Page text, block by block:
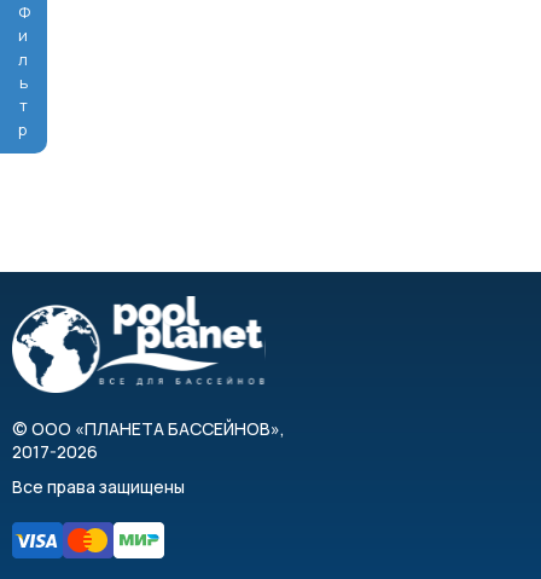
Фильтр
© ООО «ПЛАНЕТА БАССЕЙНОВ»,
2017-2026
Все права защищены